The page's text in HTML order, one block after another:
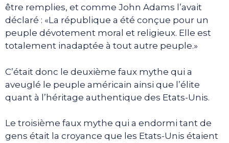
être remplies, et comme John Adams l’avait
déclaré : «La république a été conçue pour un
peuple dévotement moral et religieux. Elle est
totalement inadaptée à tout autre peuple.»
C’était donc le deuxième faux mythe qui a
aveuglé le peuple américain ainsi que l’élite
quant à l’héritage authentique des Etats-Unis.
Le troisième faux mythe qui a endormi tant de
gens était la croyance que les Etats-Unis étaient